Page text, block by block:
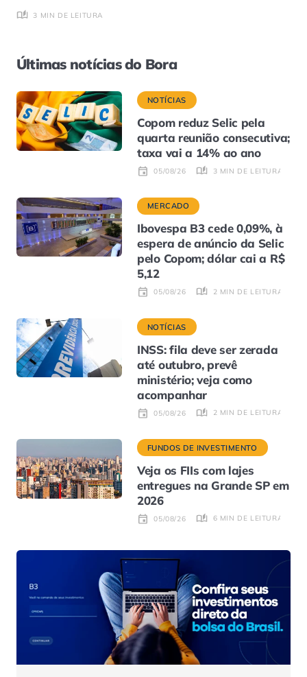
3 MIN DE LEITURA
Últimas notícias do Bora
NOTÍCIAS
Copom reduz Selic pela
quarta reunião consecutiva;
taxa vai a 14% ao ano
05/08/26 3 MIN DE LEITURA
MERCADO
Ibovespa B3 cede 0,09%, à
espera de anúncio da Selic
pelo Copom; dólar cai a R$
5,12
05/08/26 2 MIN DE LEITURA
NOTÍCIAS
INSS: fila deve ser zerada
até outubro, prevê
ministério; veja como
acompanhar
05/08/26 2 MIN DE LEITURA
FUNDOS DE INVESTIMENTO
Veja os FIIs com lajes
entregues na Grande SP em
2026
05/08/26 6 MIN DE LEITURA